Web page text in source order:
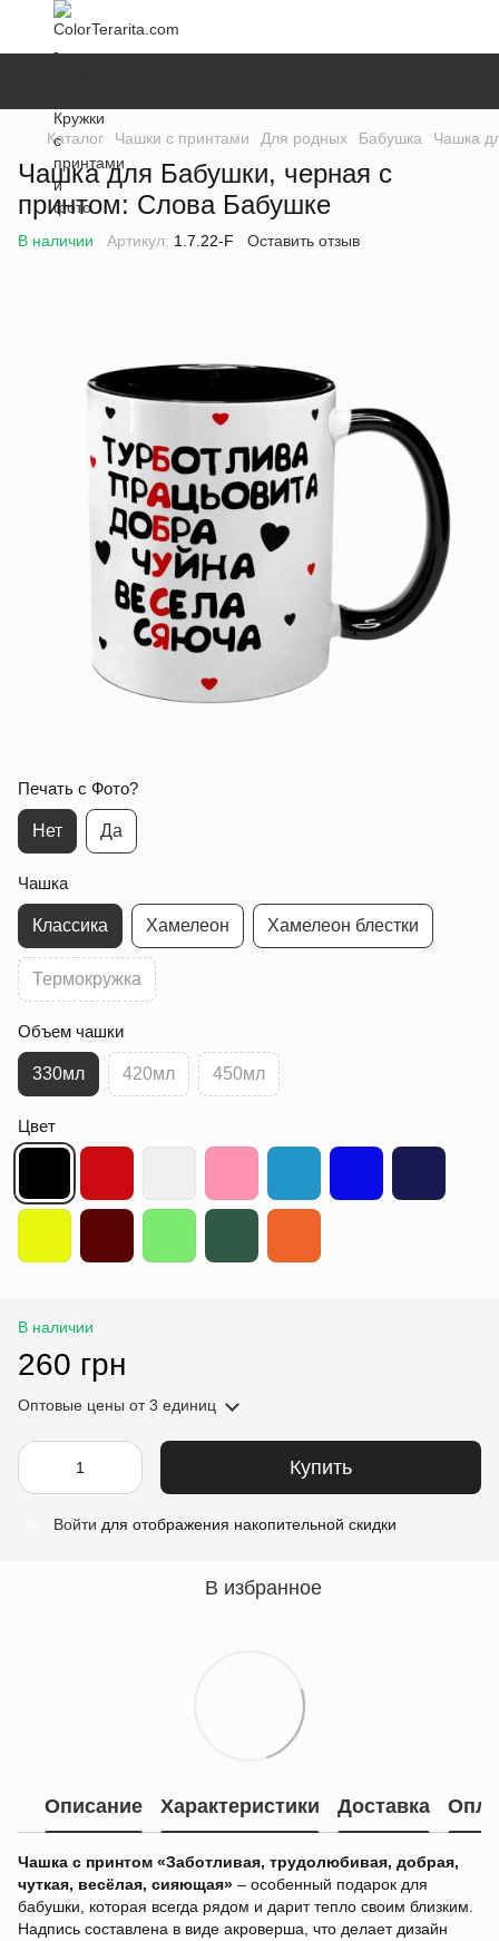
Каталог Чашки с принтами Для родных Бабушка Чашка
Чашка для Бабушки, черная с
принтом: Слова Бабушке
В наличии Артикул: 1.7.22-F Оставить отзыв
Печать с Фото?
Нет Да
Чашка
Классика Хамелеон Хамелеон блестки
Термокружка
Объем чашки
330мл 420мл 450мл
Цвет
В наличии
260 грн
Оптовые цены от 3 единиц
Купить
Войти для отображения накопительной скидки
В избранное
Описание Характеристики Доставка
Чашка с принтом «Заботливая, трудолюбивая, добрая,
чуткая, весёлая, сияющая» – особенный подарок для
бабушки, которая всегда рядом и дарит тепло своим близким.
Надпись составлена в виде акроверша, что делает дизайн